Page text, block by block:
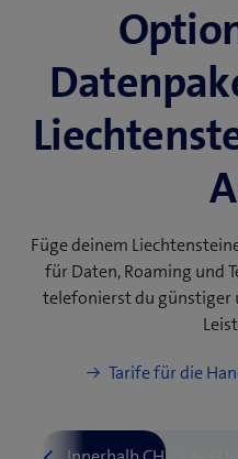
e
u
e
s
F
e
n
s
e
r
)
Füge deinem
für Daten, Roaming und
telefonierst du
Tarife für die